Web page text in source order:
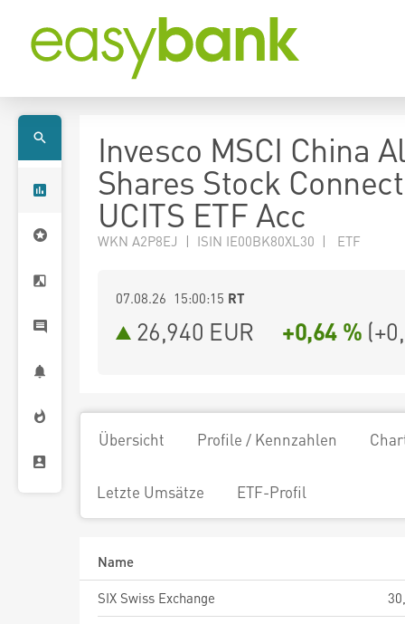
Invesco MSCI China
Shares Stock Connect
UCITS ETF Acc
WKN A2P8EJ | ISIN IE00BK80XL30 | ETF
07.08.26 15:00:15 RT
26,940 EUR +0,64 % (
Übersicht Profile / Kennzahlen
Letzte Umsätze ETF-Profil
Name
SIX Swiss Exchange